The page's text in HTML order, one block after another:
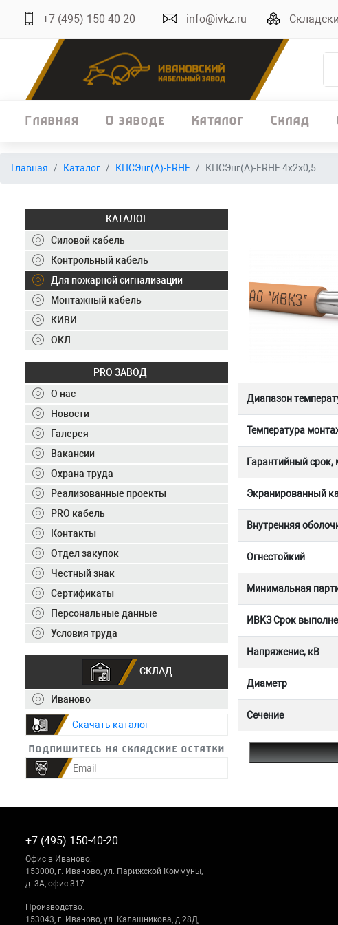
+7 (495) 150-40-20 info@ivkz.ru
Главная О заводе Каталог Склад
Главная
Склад
ОКЛ
Вакансии
Контакты
+7 (495) 150-40-20
Отправить заявку
+7 (495) 150-40-20
Главная Каталог КПСЭнг(А)-FRHF КПСЭнг(А)-FRHF 4х2х0,5
КАТАЛОГ
Силовой кабель
Контрольный кабель
Для пожарной сигнализации
Монтажный кабель
КИВИ
ОКЛ
PRO ЗАВОД
О нас
Новости
Галерея
Вакансии
Охрана труда
Реализованные проекты
PRO кабель
Контакты
Отдел закупок
Честный знак
Сертификаты
Персональные данные
Условия труда
СКЛАД
Иваново
Скачать каталог
Подпишитесь на складские остатки
Диапазон
Температура
Гарантийный срок,
Экранированный
Внутренняя
Огнестойкий
Минимальная
ИВКЗ Срок
Напряжение, кВ
Диаметр
Сечение
+7 (495) 150-40-20
Офис в Иваново:
153000, г. Иваново, ул. Парижской Коммуны,
д. 3А, офис 317.
Производство:
153043, г. Иваново, ул. Калашникова, д.28Д,